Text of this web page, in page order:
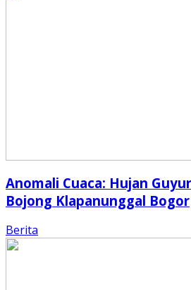
Anomali Cuaca: Hujan
Bojong Klapanunggal Bogor
Berita